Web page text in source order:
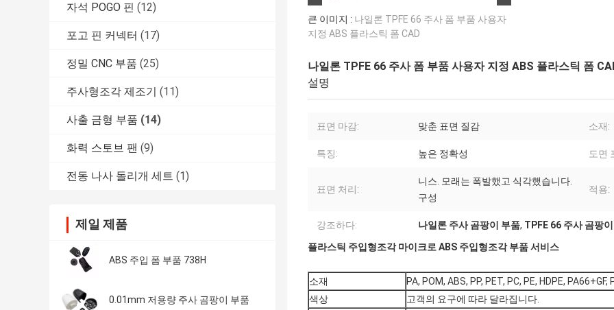
자석 POGO 핀 (12)
포고 핀 커넥터 (17)
정밀 CNC 부품 (25)
주사형조각 제조기 (11)
사출 금형 부품 (14)
화력 스토브 팬 (9)
전동 나사 돌리개 세트 (1)
제일 제품
ABS 주입 폼 부품 738H
0.01mm 저용량 주사 곰팡이 부품
큰 이미지 : 나일론 TPFE 66 주사 폼 부품 사용자
지정 ABS 플라스틱 폼 CAD
나일론 TPFE 66 주사 폼 부품 사용자 지정 ABS 플라스틱 폼
설명
표면 마감: 맞춘 표면 질감 소재:
특징: 높은 정확성 도면
표면 처리:
니스. 모래는 폭발했고 식각했습니다.
구성
적용:
강조하다: 나일론 주사 곰팡이 부품, TPFE 66 주사 곰팡
플라스틱 주입형조각 마이크로 ABS 주입형조각 부품 서비스
소재
PA, POM, ABS, PP, PET, PC, PE, HDPE, PA66+GF,
색상
고객의 요구에 따라 달라집니다.